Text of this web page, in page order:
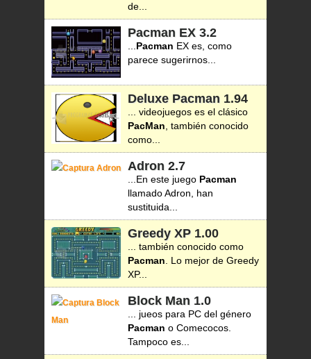
de...
Pacman EX 3.2
Pacman EX es, como
parece sugerirnos...
Deluxe Pacman 1.94
... videojuegos es el clásico
PacMan , también conocido
como...
Adron 2.7
...En este juego Pacman
llamado Adron, han
sustituida...
Greedy XP 1.00
... también conocido como
Pacman . Lo mejor de Greedy
XP...
Block Man 1.0
... jueos para PC del género
Pacman o Comecocos.
Tampoco es...